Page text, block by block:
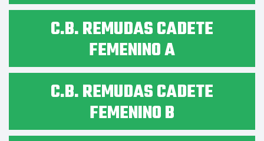
C.B. REMUDAS CADETE
FEMENINO A
C.B. REMUDAS CADETE
FEMENINO B